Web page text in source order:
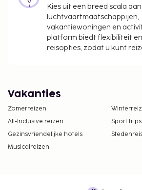
Kies uit een breed scala
luchtvaartmaatschappijen,
vakantiewoningen en
platform biedt flexibiliteit
reisopties, zodat u kunt
Vakanties
Zomerreizen
All-Inclusive reizen
Sport trips
Gezinsvriendelijke hotels
Musicalreizen